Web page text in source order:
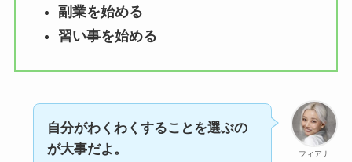
副業を始める
習い事を始める
フィアナ
自分がわくわくすることを選ぶの
が大事だよ。